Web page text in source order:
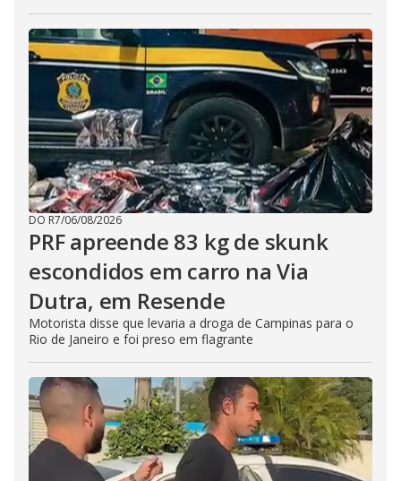
DO R7/06/08/2026
PRF apreende 83 kg de skunk
escondidos em carro na Via
Dutra, em Resende
Motorista disse que levaria a droga de Campinas para o
Rio de Janeiro e foi preso em flagrante